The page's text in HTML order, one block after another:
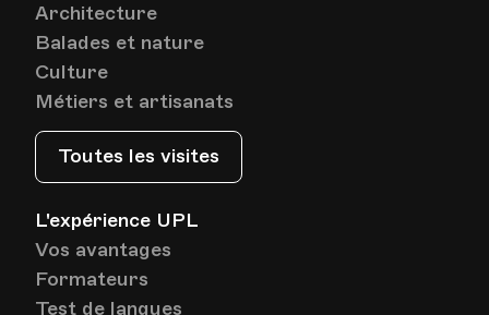
Architecture
Balades et nature
Culture
Métiers et artisanats
Toutes les visites
L'expérience UPL
Vos avantages
Formateurs
Test de langues